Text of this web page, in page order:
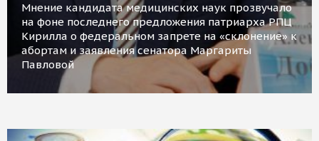
Мнение кандидата медицинских наук прозвучало
на фоне последнего предложения патриарха РПЦ
Кирилла о федеральном запрете на «склонение» к
абортам и заявления сенатора Маргариты
Павловой